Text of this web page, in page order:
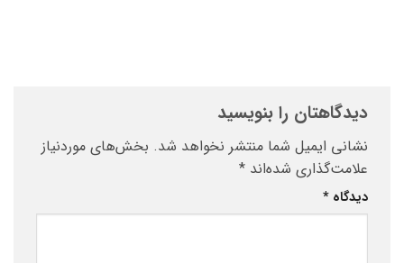
دیدگاهتان را بنویسید
نشانی ایمیل شما منتشر نخواهد شد. بخش‌های موردنیاز
علامت‌گذاری شده‌اند *
دیدگاه *